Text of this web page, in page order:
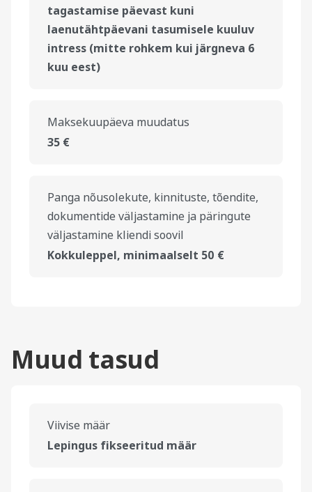
tagastamise päevast kuni
laenutähtpäevani tasumisele kuuluv
intress (mitte rohkem kui järgneva 6
kuu eest)
Maksekuupäeva muudatus
35 €
Panga nõusolekute, kinnituste, tõendite,
dokumentide väljastamine ja päringute
väljastamine kliendi soovil
Kokkuleppel, minimaalselt 50 €
Muud tasud
Viivise määr
Lepingus fikseeritud määr